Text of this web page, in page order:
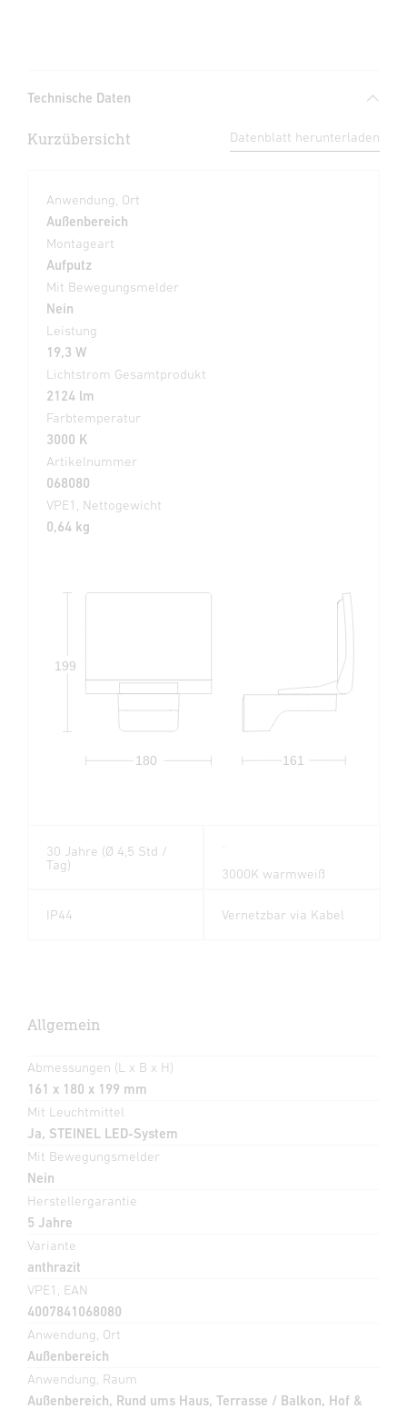
Technische Daten
Kurzübersicht Datenblatt herunterladen
Anwendung, Ort
Außenbereich
Montageart
Aufputz
Mit Bewegungsmelder
Nein
Leistung
19,3 W
Lichtstrom Gesamtprodukt
2124 lm
Farbtemperatur
3000 K
Artikelnummer
068080
VPE1, Nettogewicht
0,64 kg
180 161
199
30 Jahre (Ø 4,5 Std /
Tag)
3000K warmweiß
IP44 Vernetzbar via Kabel
Allgemein
Abmessungen (L x B x H)
161 x 180 x 199 mm
Mit Leuchtmittel
Ja, STEINEL LED-System
Mit Bewegungsmelder
Nein
Herstellergarantie
5 Jahre
Variante
anthrazit
VPE1, EAN
4007841068080
Anwendung, Ort
Außenbereich
Anwendung, Raum
Außenbereich, Rund ums Haus, Terrasse / Balkon, Hof &